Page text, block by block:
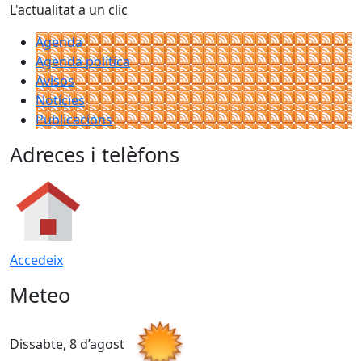
L'actualitat a un clic
Agenda
Agenda política
Avisos
Notícies
Publicacions
Adreces i telèfons
Accedeix
Meteo
Dissabte, 8 d’agost